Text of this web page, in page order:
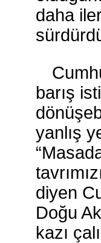
daha
barış
yanlış
diyen
Doğu
kazı